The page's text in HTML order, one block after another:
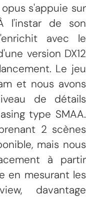
s'appuie sur
l'instar de son
avec le
version DX12
Le jeu
et nous avons
de détails
type SMAA.
2 scènes
mais nous
à partir
en mesurant les
davantage